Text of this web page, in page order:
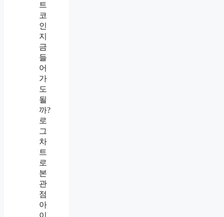
트
코
인
지
금
들
어
가
도
될
까?
로
그
차
트
로
본
관
점
아